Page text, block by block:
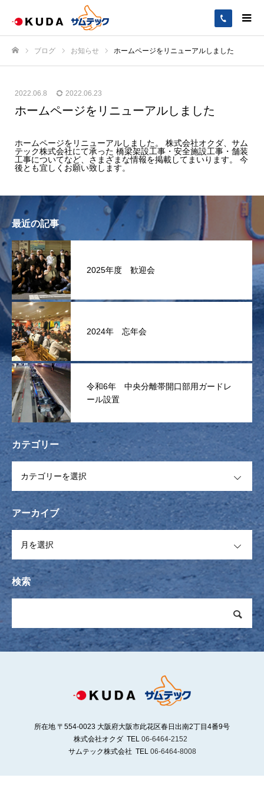
ブログ お知らせ ホームページをリニューアルしました
2022.06.8 2022.06.23
ホームページをリニューアルしました
ホームページをリニューアルしました。 株式会社オクダ、サム
テック株式会社にて承った 橋梁架設工事・安全施設工事・舗装
工事についてなど、さまざまな情報を掲載してまいります。 今
後とも宜しくお願い致します。
最近の記事
2025年度 歓迎会
2024年 忘年会
令和6年 中央分離帯開口部用ガードレ
ール設置
カテゴリー
アーカイブ
検索
所在地 〒554-0023 大阪府大阪市此花区春日出南2丁目4番9号
株式会社オクダ TEL 06-6464-2152
サムテック株式会社 TEL 06-6464-8008